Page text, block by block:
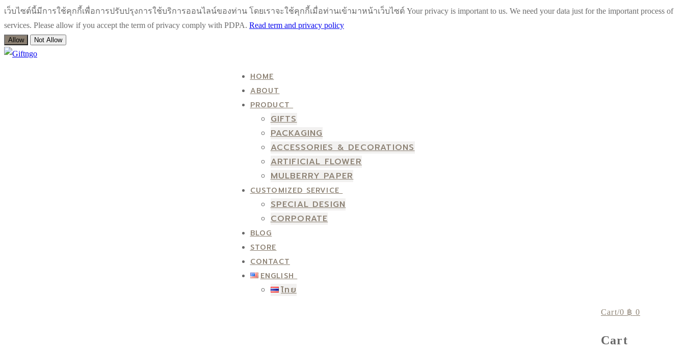
เว็บไซต์นี้มีการใช้คุกกี้เพื่อการปรับปรุงการใช้บริการออนไลน์ของท่าน โดยเราจะใช้คุกกี้เมื่อท่านเข้ามาหน้าเว็บไซต์ Your privacy is important to us. We need your data just for the important process of
services. Please allow if you accept the term of privacy comply with PDPA. Read term and privacy policy
Allow Not Allow
Skip
Menu
Close
HOME
ABOUT
PRODUCT
GIFTS
PACKAGING
ACCESSORIES & DECORATIONS
ARTIFICIAL FLOWER
MULBERRY PAPER
CUSTOMIZED SERVICE
SPECIAL DESIGN
CORPORATE
BLOG
STORE
CONTACT
ENGLISH
ไทย
Cart/0 ฿ 0
Cart